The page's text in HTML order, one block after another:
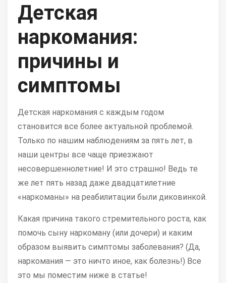
Детская
наркомания:
причины и
симптомы
Детская наркомания с каждым годом
становится все более актуальной проблемой.
Только по нашим наблюдениям за пять лет, в
наши центры все чаще приезжают
несовершеннолетние! И это страшно! Ведь те
же лет пять назад даже двадцатилетние
«наркоманы» на реабилитации были диковинкой.
Какая причина такого стремительного роста, как
помочь сыну наркоману (или дочери) и каким
образом выявить симптомы заболевания? (Да,
наркомания — это ничто иное, как болезнь!) Все
это мы поместим ниже в статье!